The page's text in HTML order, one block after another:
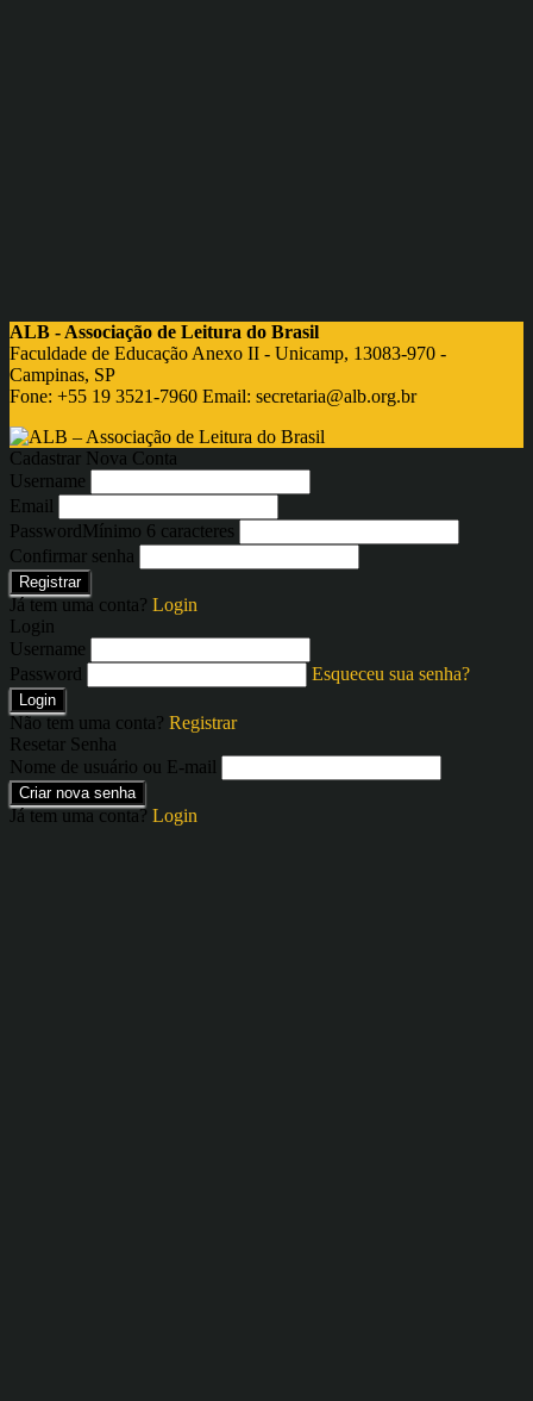
ALB - Associação de Leitura do Brasil
Faculdade de Educação Anexo II - Unicamp, 13083-970 -
Campinas, SP
Fone: +55 19 3521-7960 Email: secretaria@alb.org.br
Cadastrar Nova Conta
Username
Email
PasswordMínimo 6 caracteres
Confirmar senha
Registrar
Já tem uma conta? Login
Login
Username
Password
Esqueceu sua senha?
Login
Não tem uma conta? Registrar
Resetar Senha
Nome de usuário ou E-mail
Criar nova senha
Já tem uma conta? Login